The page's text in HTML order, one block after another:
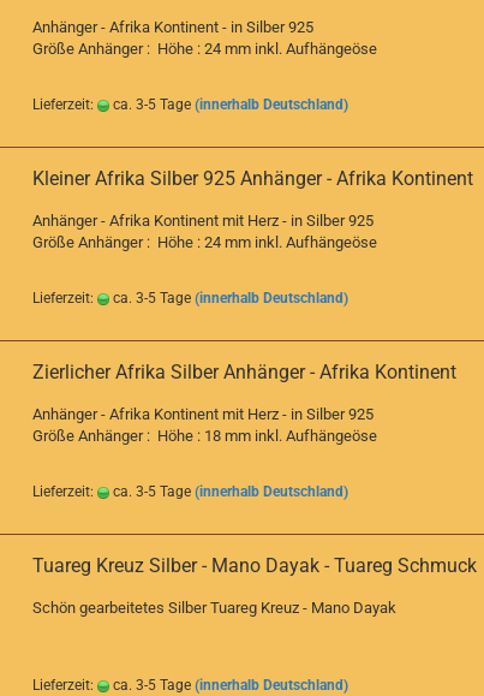
Anhänger - Afrika Kontinent - in Silber 925
Größe Anhänger : Höhe : 24 mm inkl. Aufhängeöse
Lieferzeit: ca. 3-5 Tage (innerhalb Deutschland)
Kleiner Afrika Silber 925 Anhänger - Afrika Kontinent
Anhänger - Afrika Kontinent mit Herz - in Silber 925
Größe Anhänger : Höhe : 24 mm inkl. Aufhängeöse
Lieferzeit: ca. 3-5 Tage (innerhalb Deutschland)
Zierlicher Afrika Silber Anhänger - Afrika Kontinent
Anhänger - Afrika Kontinent mit Herz - in Silber 925
Größe Anhänger : Höhe : 18 mm inkl. Aufhängeöse
Lieferzeit: ca. 3-5 Tage (innerhalb Deutschland)
Tuareg Kreuz Silber - Mano Dayak - Tuareg Schmuck
Schön gearbeitetes Silber Tuareg Kreuz - Mano Dayak
Lieferzeit: ca. 3-5 Tage (innerhalb Deutschland)